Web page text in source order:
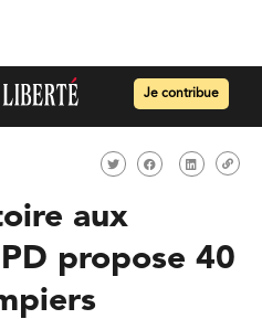
Je contribue
aux
propose 40